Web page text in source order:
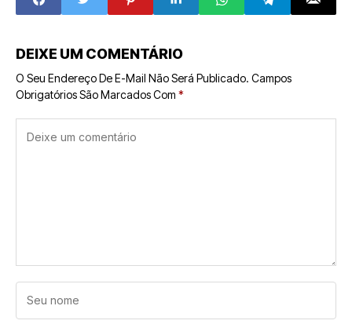
DEIXE UM COMENTÁRIO
O Seu Endereço De E-Mail Não Será Publicado. Campos
Obrigatórios São Marcados Com *